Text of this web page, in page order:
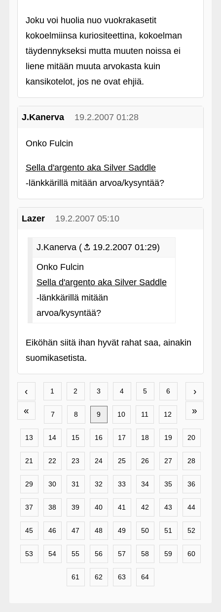
Joku voi huolia nuo vuokrakasetit
kokoelmiinsa kuriositeettina, kokoelman
täydennykseksi mutta muuten noissa ei
liene mitään muuta arvokasta kuin
kansikotelot, jos ne ovat ehjiä.
J.Kanerva 19.2.2007 01:28
Onko Fulcin
Sella d'argento aka Silver Saddle
‑länkkärillä mitään arvoa/kysyntää?
Lazer 19.2.2007 05:10
J.Kanerva (
19.2.2007 01:29)
Onko Fulcin
Sella d'argento aka Silver Saddle
‑länkkärillä mitään
arvoa/kysyntää?
Eiköhän siitä ihan hyvät rahat saa, ainakin
suomikasetista.
‹
«
›
»
1 2 3 4 5 6
7 8 9 10 11 12
13 14 15 16 17 18 19 20
21 22 23 24 25 26 27 28
29 30 31 32 33 34 35 36
37 38 39 40 41 42 43 44
45 46 47 48 49 50 51 52
53 54 55 56 57 58 59 60
61 62 63 64